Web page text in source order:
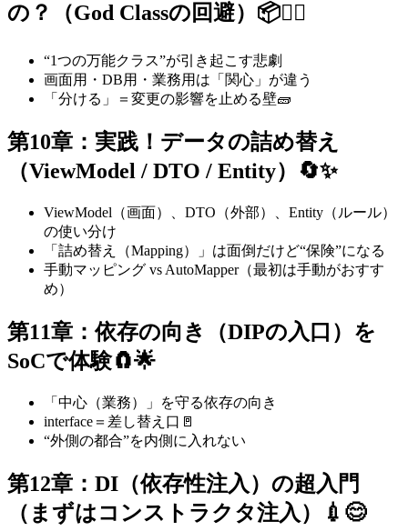
の？（God Classの回避）📦🙅‍♀️
“1つの万能クラス”が引き起こす悲劇
画面用・DB用・業務用は「関心」が違う
「分ける」＝変更の影響を止める壁🧱
第10章：実践！データの詰め替え
（ViewModel / DTO / Entity）🔄✨
ViewModel（画面）、DTO（外部）、Entity（ルール）
の使い分け
「詰め替え（Mapping）」は面倒だけど“保険”になる
手動マッピング vs AutoMapper（最初は手動がおすす
め）
第11章：依存の向き（DIPの入口）を
SoCで体験🧲🌟
「中心（業務）」を守る依存の向き
interface＝差し替え口🚪
“外側の都合”を内側に入れない
第12章：DI（依存性注入）の超入門
（まずはコンストラクタ注入）💉😊